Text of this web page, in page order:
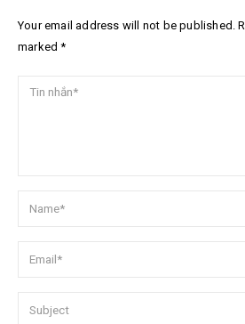
Your email address will not be published.
marked *